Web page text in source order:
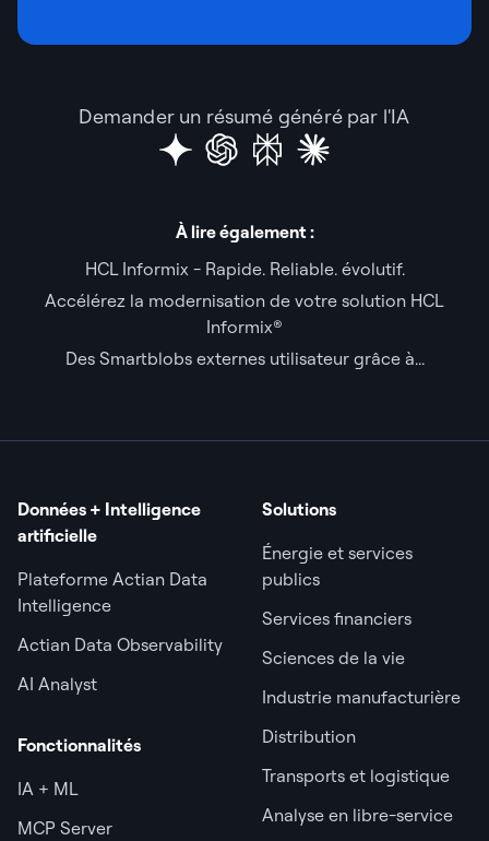
Demander un résumé généré par l'IA
À lire également :
HCL Informix - Rapide. Reliable. évolutif.
Accélérez la modernisation de votre solution HCL
Informix®
Des Smartblobs externes utilisateur grâce à...
Données + Intelligence
artificielle
Plateforme Actian Data
Intelligence
Actian Data Observability
AI Analyst
Fonctionnalités
IA + ML
MCP Server
Solutions
Énergie et services
publics
Services financiers
Sciences de la vie
Industrie manufacturière
Distribution
Transports et logistique
Analyse en libre-service